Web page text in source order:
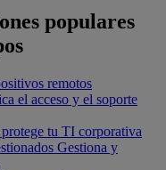
populares
remotos
el acceso y el soporte
tu TI corporativa
Gestiona y